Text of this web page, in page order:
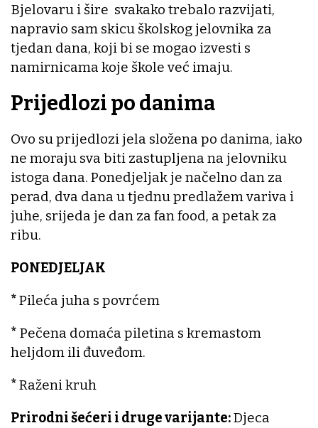
Bjelovaru i šire svakako trebalo razvijati,
napravio sam skicu školskog jelovnika za
tjedan dana, koji bi se mogao izvesti s
namirnicama koje škole već imaju.
Prijedlozi po danima
Ovo su prijedlozi jela složena po danima, iako
ne moraju sva biti zastupljena na jelovniku
istoga dana. Ponedjeljak je načelno dan za
perad, dva dana u tjednu predlažem variva i
juhe, srijeda je dan za fan food, a petak za
ribu.
PONEDJELJAK
*Pileća juha s povrćem
* Pečena domaća piletina s kremastom
heljdom ili đuveđom.
*Raženi kruh
Prirodni šećeri i druge varijante:Djeca